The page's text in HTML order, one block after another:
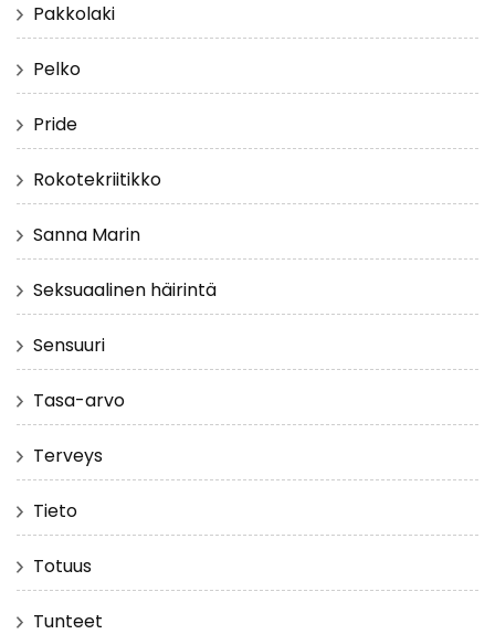
Pakkolaki
Pelko
Pride
Rokotekriitikko
Sanna Marin
Seksuaalinen häirintä
Sensuuri
Tasa-arvo
Terveys
Tieto
Totuus
Tunteet